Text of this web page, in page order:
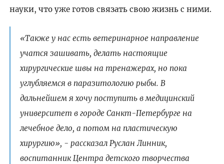
науки, что уже готов связать свою жизнь с ними.
«Также у нас есть ветеринарное направление
учатся зашивать, делать настоящие
хирургические швы на тренажерах, но пока
углубляемся в паразитологию рыбы. В
дальнейшем я хочу поступить в медицинский
университет в городе Санкт-Петербурге на
лечебное дело, а потом на пластическую
хирургию», - рассказал Руслан Линник,
воспитанник Центра детского творчества